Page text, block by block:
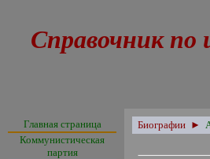
Справочник
Главная страница
Коммунистическая
партия
Биографии ►